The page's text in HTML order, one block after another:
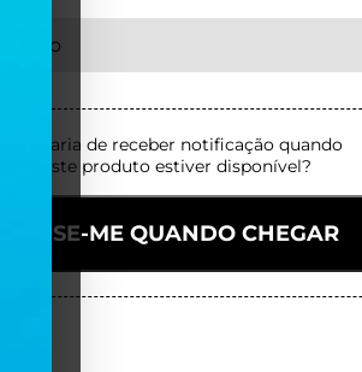
Gostaria de receber notificação quando
este produto estiver disponível?
AVISE-ME QUANDO CHEGAR